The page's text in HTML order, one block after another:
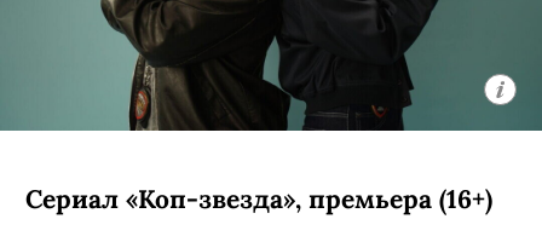
Сериал «Коп-звезда», премьера (16+)